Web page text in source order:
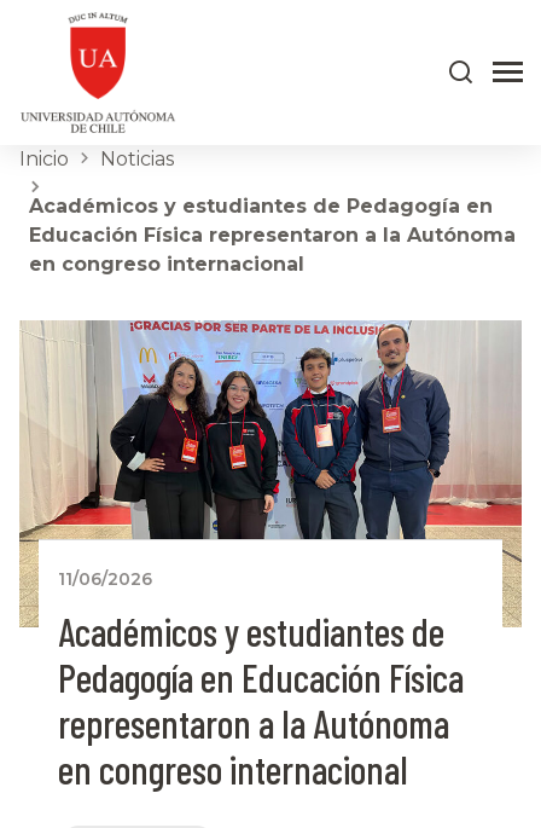
Inicio Noticias
Académicos y estudiantes de Pedagogía en
Educación Física representaron a la Autónoma
en congreso internacional
11/06/2026
Académicos y estudiantes de
Pedagogía en Educación Física
representaron a la Autónoma
en congreso internacional